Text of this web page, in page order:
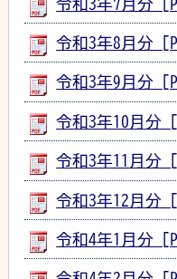
令和3年7月分
令和3年8月分
令和3年9月分
令和3年10月分
令和3年11月分
令和3年12月分
令和4年1月分